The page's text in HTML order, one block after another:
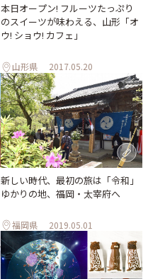
本日オープン! フルーツたっぷり
のスイーツが味わえる、山形「オ
ウ! ショウ! カフェ」
山形県 2017.05.20
新しい時代、最初の旅は「令和」
ゆかりの地、福岡・太宰府へ
福岡県 2019.05.01